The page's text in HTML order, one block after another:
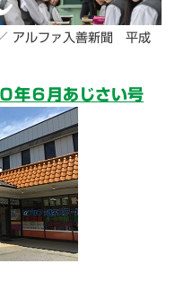
アルファ入善新聞 平成
年６月あじさい号